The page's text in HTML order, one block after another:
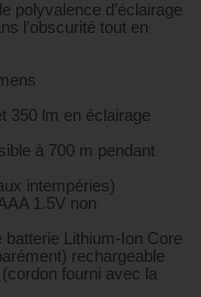
polyvalence d’éclairage
l’obscurité tout en
350 lm en éclairage
à 700 m pendant
intempéries)
1.5V non
batterie Lithium-Ion Core
rechargeable
fourni avec la